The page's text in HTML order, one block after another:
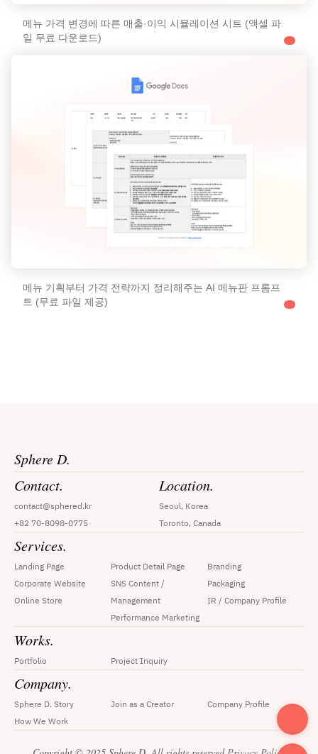
메뉴 가격 변경에 따른 매출·이익 시뮬레이션 시트 (액셀 파
일 무료 다운로드)
메뉴 기획부터 가격 전략까지 정리해주는 AI 메뉴판 프롬프
트 (무료 파일 제공)
Sphere D.
Contact.
contact@sphered.kr
+82 70-8098-0775
Location.
Seoul, Korea
Toronto, Canada
Services.
Branding
Packaging
IR / Company Profile
Landing Page
Corporate Website
Online Store
Product Detail Page
SNS Content /
Management
Performance Marketing
Works.
Portfolio Project Inquiry
Company.
Sphere D. Story
How We Work
Join as a Creator Company Profile